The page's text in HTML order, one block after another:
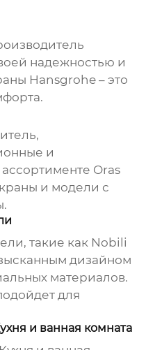
надежностью и
Hansgrohe – это
и
Oras
и модели с
такие как Nobili
дизайном
материалов.
для
и ванная комната